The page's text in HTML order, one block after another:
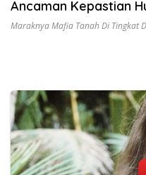
Ancaman Kepastian
Pertanahan
Maraknya Mafia Tanah Di Tingkat